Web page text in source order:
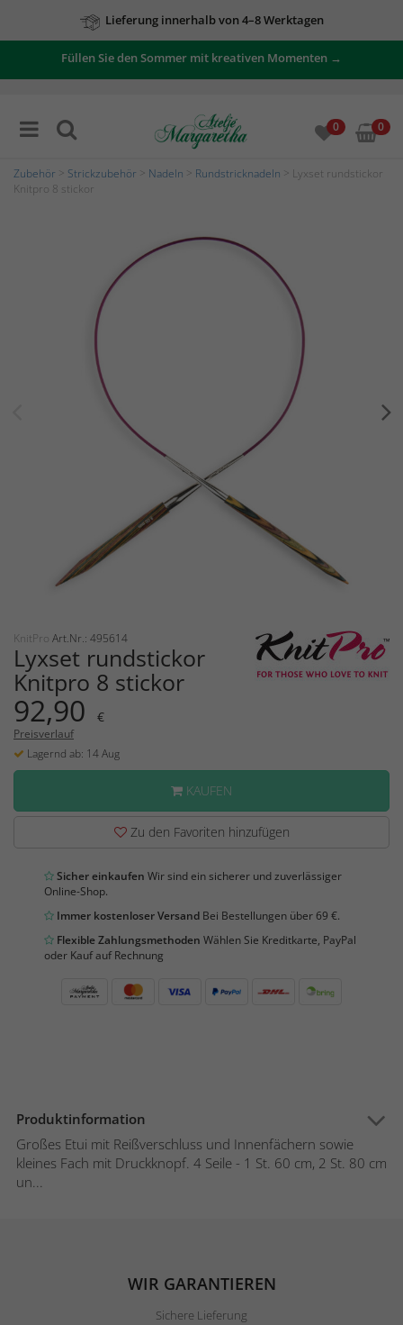
Lieferung innerhalb von 4–8 Werktagen
Zu unseren Angeboten
Füllen Sie den Sommer mit kreativen Momenten →
0 0
Zubehör Strickzubehör Nadeln Rundstricknadeln > Lyxset rundstickor
Knitpro 8 stickor
KnitPro Art.Nr.: 495614
Lyxset rundstickor
Knitpro 8 stickor
92,90 €
Preisverlauf
Lagernd ab: 14 Aug
KAUFEN
Zu den Favoriten hinzufügen
Sicher einkaufen Wir sind ein sicherer und zuverlässiger
Online-Shop.
Immer kostenloser Versand Bei Bestellungen über 69 €.
Flexible Zahlungsmethoden Wählen Sie Kreditkarte, PayPal
oder Kauf auf Rechnung
Produktinformation
Großes Etui mit Reißverschluss und Innenfächern sowie
kleines Fach mit Druckknopf. 4 Seile - 1 St. 60 cm, 2 St. 80 cm
un...
WIR GARANTIEREN
Sichere Lieferung